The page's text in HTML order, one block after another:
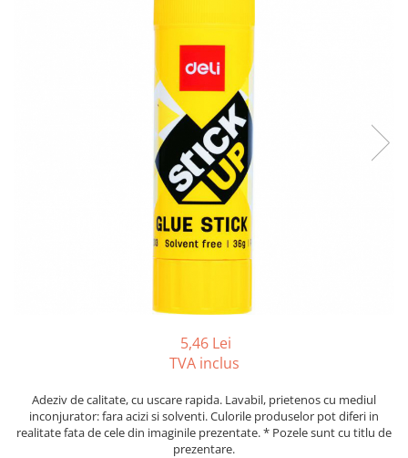
Tipizate offset personalizate
Indigo si hartie carbon
Produse si rechizite scolare
Caiete si produse din hartie
5,46 Lei
TVA inclus
Adeziv de calitate, cu uscare rapida. Lavabil, prietenos cu mediul
inconjurator: fara acizi si solventi. Culorile produselor pot diferi in
realitate fata de cele din imaginile prezentate. * Pozele sunt cu titlu de
prezentare.